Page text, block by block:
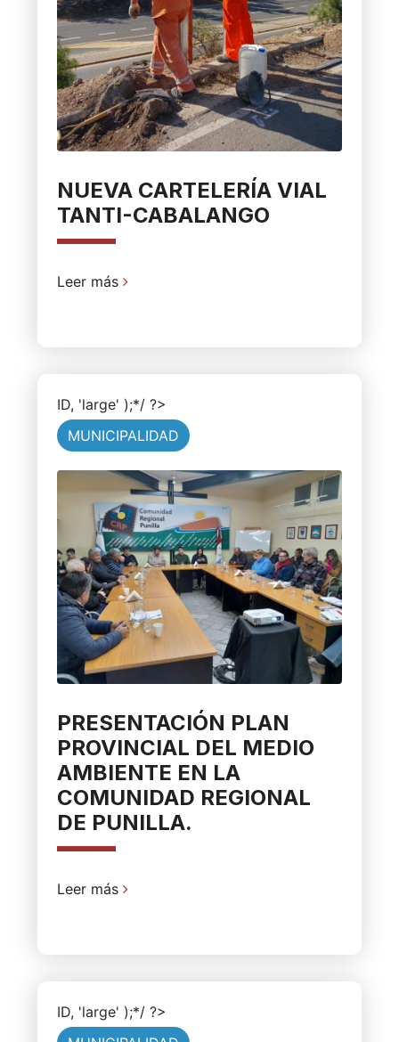
NUEVA CARTELERÍA VIAL
TANTI-CABALANGO
Leer más
ID, 'large' );*/ ?>
MUNICIPALIDAD
PRESENTACIÓN PLAN
PROVINCIAL DEL MEDIO
AMBIENTE EN LA
COMUNIDAD REGIONAL
DE PUNILLA.
Leer más
ID, 'large' );*/ ?>